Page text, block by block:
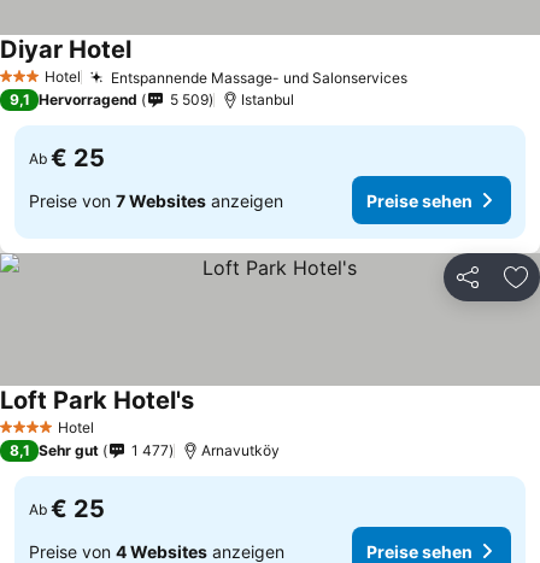
3 SterneHotel Entspannende Massage- und Salonservices
Diyar Hotel
9,1 Hervorragend 5 509 Istanbul
Ab € 25
Preise von 7 Websites anzeigen Preise sehen
Teilen
4 Sterne Hotel
Loft Park Hotel's
8,1 Sehr gut 1 477 Arnavutköy
Ab € 25
Preise von 4 Websites anzeigen Preise sehen